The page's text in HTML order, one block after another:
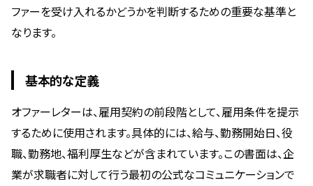
ファーを受け入れるかどうかを判断するための重要な基準と
なります。
基本的な定義
オファーレターは、雇用契約の前段階として、雇用条件を提示
するために使用されます。具体的には、給与、勤務開始日、役
職、勤務地、福利厚生などが含まれています。この書面は、企
業が求職者に対して行う最初の公式なコミュニケーションで